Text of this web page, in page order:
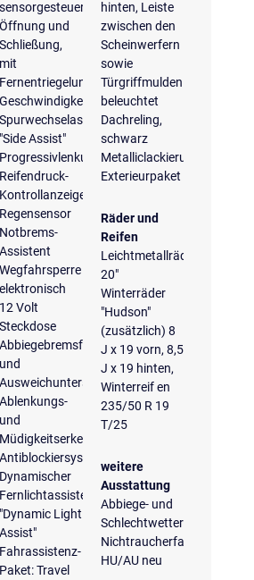
sensorgesteuerter
Öffnung und
Schließung,
mit
Fernentriegelung
Geschwindigkeitsregelanlage
Spurwechselassistent
"Side Assist"
Progressivlenkung
Reifendruck-
Kontrollanzeige
Regensensor
Notbrems-
Assistent
Wegfahrsperre
elektronisch
12 Volt
Steckdose
Abbiegebremsfunktion
und
Ausweichunterstützung
Ablenkungs-
und
Müdigkeitserkennung
Antiblockiersystem
Dynamischer
Fernlichtassistent
"Dynamic Light
Assist"
Fahrassistenz-
Paket: Travel
hinten, Leiste
zwischen den
Scheinwerfern
sowie
Türgriffmulden
beleuchtet
Dachreling,
schwarz
Metalliclackierung
Exterieurpaket
Räder und
Reifen
Leichtmetallräder
20"
Winterräder
"Hudson"
(zusätzlich) 8
J x 19 vorn, 8,5
J x 19 hinten,
Winterreif en
235/50 R 19
T/25
weitere
Ausstattung
Abbiege- und
Schlechtwetterlicht
Nichtraucherfahrzeug
HU/AU neu